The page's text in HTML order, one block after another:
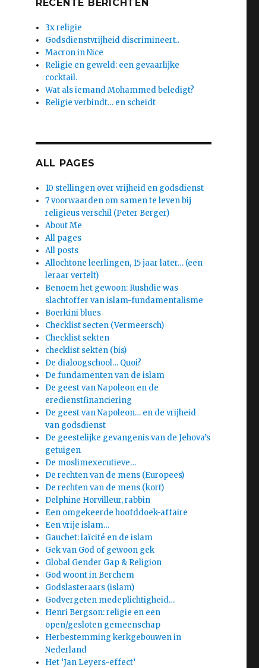
RECENTE BERICHTEN
3x religie
Godsdienstvrijheid discrimineert..
Macron in Nice
Religie en geweld: een gevaarlijke
cocktail.
Wat als iemand Mohammed beledigt?
Religie verbindt… en scheidt
ALL PAGES
10 stellingen over vrijheid en godsdienst
7 voorwaarden om samen te leven bij
religieus verschil (Peter Berger)
About Me
All pages
All posts
Allochtone leerlingen, 15 jaar later… (een
leraar vertelt)
Benoem het gewoon: Rushdie was
slachtoffer van islam-fundamentalisme
Boerkini blues
Checklist secten (Vermeersch)
Checklist sekten
checklist sekten (bis)
De dialoogschool… Quoi?
De fundamenten van de islam
De geest van Napoleon en de
eredienstfinanciering
De geest van Napoleon… en de vrijheid
van godsdienst
De geestelijke gevangenis van de Jehova’s
getuigen
De moslimexecutieve…
De rechten van de mens (Europees)
De rechten van de mens (kort)
Delphine Horvilleur, rabbin
Een omgekeerde hoofddoek-affaire
Een vrije islam…
Gauchet: laïcité en de islam
Gek van God of gewoon gek
Global Gender Gap & Religion
God woont in Berchem
Godslasteraars (islam)
Godvergeten medeplichtigheid…
Henri Bergson: religie en een
open/gesloten gemeenschap
Herbestemming kerkgebouwen in
Nederland
Het ‘Jan Leyers-effect’